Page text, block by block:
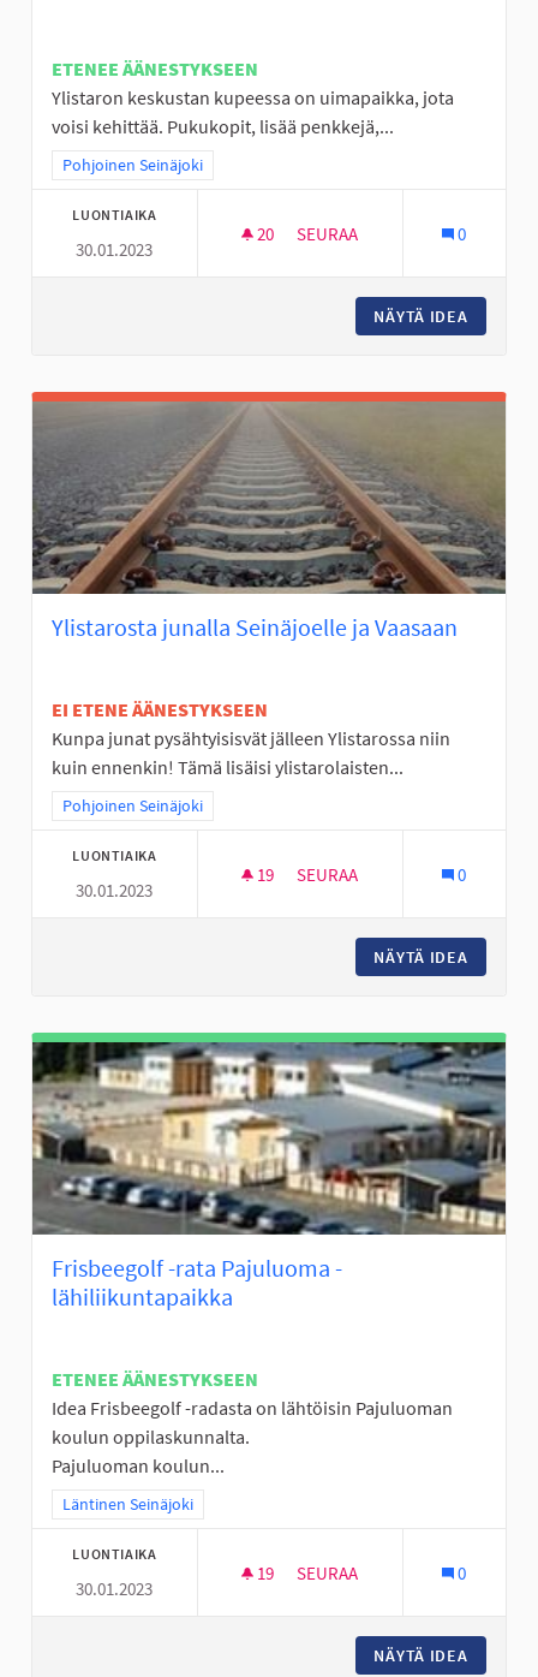
ETENEE ÄÄNESTYKSEEN
Ylistaron keskustan kupeessa on uimapaikka, jota
voisi kehittää. Pukukopit, lisää penkkejä,...
Rajaa tulokset teeman mukaan: Pohjoinen Seinäjoki
Pohjoinen Seinäjoki
LUONTIAIKA
30.01.2023
20 20 SEURAAJAA
SEURAA 0
NÄYTÄ IDEA
Ylistarosta junalla Seinäjoelle ja Vaasaan
EI ETENE ÄÄNESTYKSEEN
Kunpa junat pysähtyisisvät jälleen Ylistarossa niin
kuin ennenkin! Tämä lisäisi ylistarolaisten...
Rajaa tulokset teeman mukaan: Pohjoinen Seinäjoki
Pohjoinen Seinäjoki
LUONTIAIKA
30.01.2023
19 19 SEURAAJAA
SEURAA 0
NÄYTÄ IDEA
Frisbeegolf -rata Pajuluoma -
lähiliikuntapaikka
ETENEE ÄÄNESTYKSEEN
Idea Frisbeegolf -radasta on lähtöisin Pajuluoman
koulun oppilaskunnalta.
Pajuluoman koulun...
Rajaa tulokset teeman mukaan: Läntinen Seinäjoki
Läntinen Seinäjoki
LUONTIAIKA
30.01.2023
19 19 SEURAAJAA
SEURAA 0
NÄYTÄ IDEA